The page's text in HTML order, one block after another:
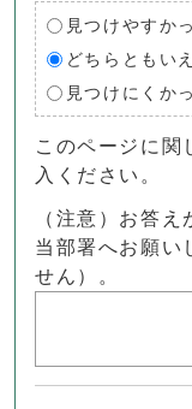
見つけやすか
どちらともい
見つけにくか
このページに関
入ください。
（注意）お答
当部署へお願い
せん）。